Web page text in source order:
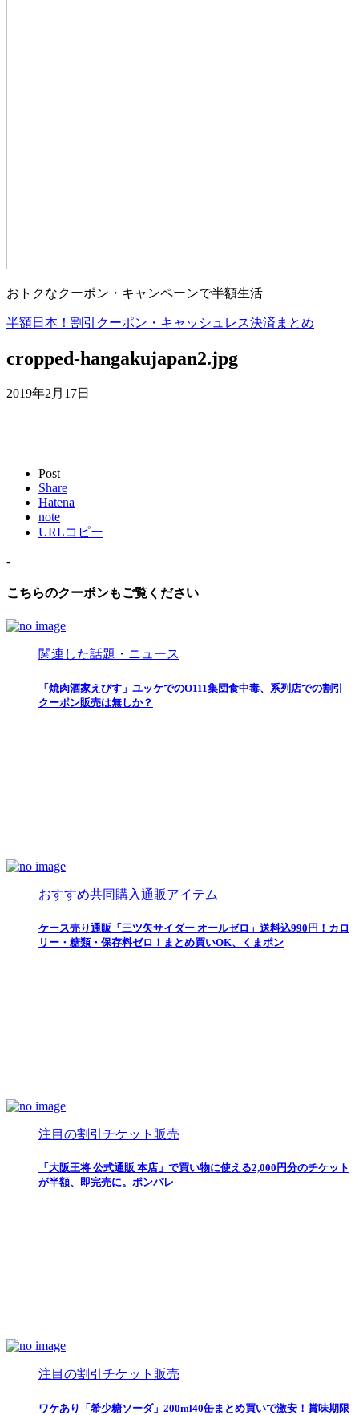
おトクなクーポン・キャンペーンで半額生活
半額日本！割引クーポン・キャッシュレス決済まとめ
cropped-hangakujapan2.jpg
2019年2月17日
Post
Share
Hatena
note
URLコピー
-
こちらのクーポンもご覧ください
関連した話題・ニュース
「焼肉酒家えびす」ユッケでのO111集団食中毒、系列店での割引
クーポン販売は無しか？
おすすめ共同購入通販アイテム
ケース売り通販「三ツ矢サイダー オールゼロ」送料込990円！カロ
リー・糖類・保存料ゼロ！まとめ買いOK、くまポン
注目の割引チケット販売
「大阪王将 公式通販 本店」で買い物に使える2,000円分のチケット
が半額、即完売に。ポンパレ
注目の割引チケット販売
ワケあり「希少糖ソーダ」200ml40缶まとめ買いで激安！賞味期限